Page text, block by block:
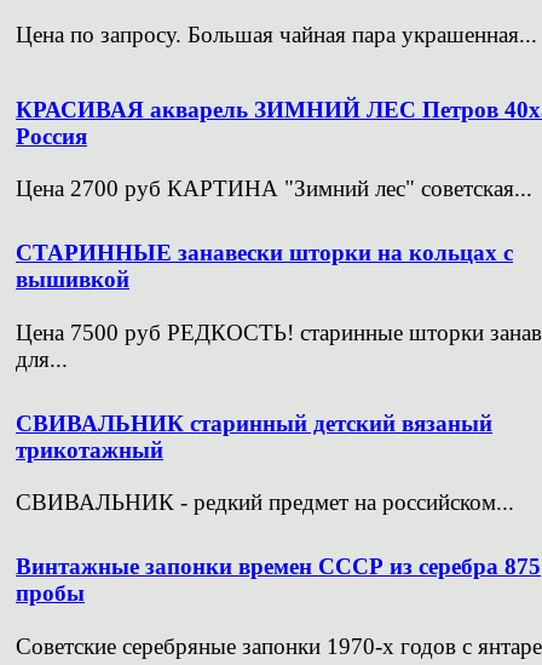
Цена по запросу. Большая чайная пара украшенная...
КРАСИВАЯ акварель ЗИМНИЙ ЛЕС Петров
Россия
Цена 2700 руб КАРТИНА "Зимний лес" советская...
СТАРИННЫЕ занавески шторки на кольцах с
вышивкой
Цена 7500 руб РЕДКОСТЬ! старинные шторки
для...
СВИВАЛЬНИК старинный детский вязаный
трикотажный
СВИВАЛЬНИК - редкий предмет на российском...
Винтажные запонки времен СССР из серебра 875
пробы
Советские серебряные запонки 1970-х годов с